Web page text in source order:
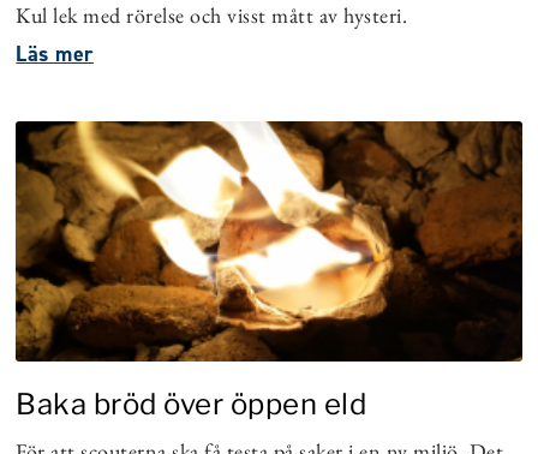
Kul lek med rörelse och visst mått av hysteri.
Läs mer
Baka bröd över öppen eld